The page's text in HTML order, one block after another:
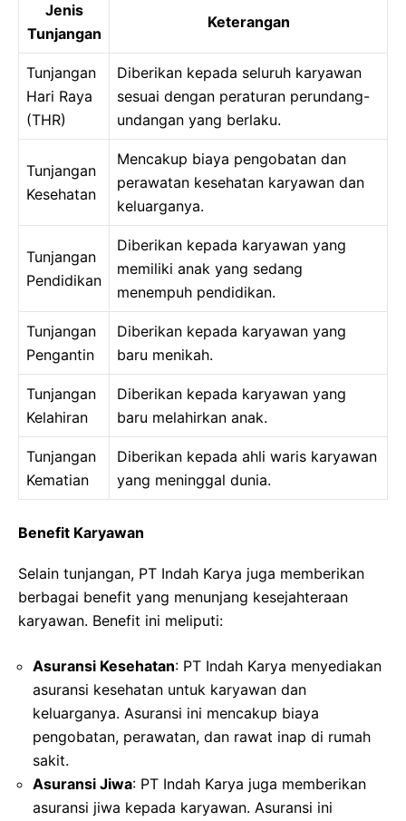
Jenis
Tunjangan
Keterangan
Tunjangan
Hari Raya
(THR)
Diberikan kepada seluruh karyawan
sesuai dengan peraturan perundang-
undangan yang berlaku.
Tunjangan
Kesehatan
Mencakup biaya pengobatan dan
perawatan kesehatan karyawan dan
keluarganya.
Tunjangan
Pendidikan
Diberikan kepada karyawan yang
memiliki anak yang sedang
menempuh pendidikan.
Tunjangan
Pengantin
Diberikan kepada karyawan yang
baru menikah.
Tunjangan
Kelahiran
Diberikan kepada karyawan yang
baru melahirkan anak.
Tunjangan
Kematian
Diberikan kepada ahli waris karyawan
yang meninggal dunia.
Benefit Karyawan
Selain tunjangan, PT Indah Karya juga memberikan
berbagai benefit yang menunjang kesejahteraan
karyawan. Benefit ini meliputi:
Asuransi Kesehatan: PT Indah Karya menyediakan
asuransi kesehatan untuk karyawan dan
keluarganya. Asuransi ini mencakup biaya
pengobatan, perawatan, dan rawat inap di rumah
sakit.
Asuransi Jiwa: PT Indah Karya juga memberikan
asuransi jiwa kepada karyawan. Asuransi ini